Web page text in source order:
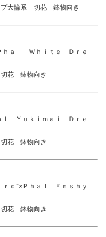
大輪系 切花 鉢物向き
ｈａｌ Ｗｈｉｔｅ Ｄｒｅ
花 鉢物向き
ｌ Ｙｕｋｉｍａｉ Ｄｒｅ
花 鉢物向き
ｄ”×Ｐｈａｌ Ｅｎｓｈｙ
花 鉢物向き